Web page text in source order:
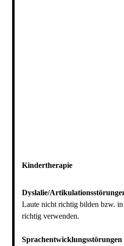
Kindertherapie
Dyslalie/
Laute nicht richtig bilden bzw.
richtig verwenden.
Sprachentwicklungsstörungen